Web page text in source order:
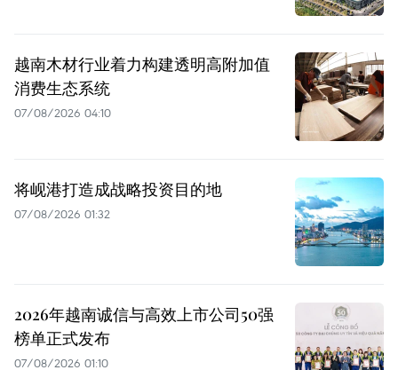
越南木材行业着力构建透明高附加值
消费生态系统
07/08/2026 04:10
将岘港打造成战略投资目的地
07/08/2026 01:32
2026年越南诚信与高效上市公司50强
榜单正式发布
07/08/2026 01:10